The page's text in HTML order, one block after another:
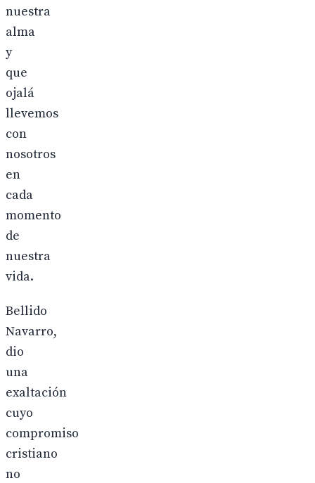
nuestra
alma
y
que
ojalá
llevemos
con
nosotros
en
cada
momento
de
nuestra
vida.
Bellido
Navarro,
dio
una
exaltación
cuyo
compromiso
cristiano
no